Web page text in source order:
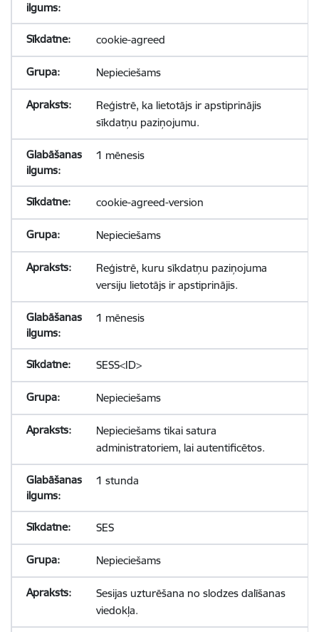
cookie-agreed
Nepieciešams
Reģistrē, ka lietotājs ir apstiprinājis
sīkdatņu paziņojumu.
1 mēnesis
cookie-agreed-version
Nepieciešams
Reģistrē, kuru sīkdatņu paziņojuma
versiju lietotājs ir apstiprinājis.
1 mēnesis
SESS<ID>
Nepieciešams
Nepieciešams tikai satura
administratoriem, lai autentificētos.
1 stunda
SES
Nepieciešams
Sesijas uzturēšana no slodzes dalīšanas
viedokļa.